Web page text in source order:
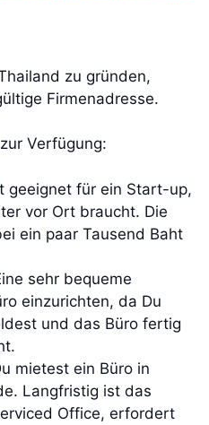
zu gründen,
Firmenadresse.
Verfügung:
geeignet für ein Start-up,
vor Ort braucht. Die
ein paar Tausend Baht
sehr bequeme
einzurichten, da Du
und das Büro fertig
mietest ein Büro in
Langfristig ist das
Office, erfordert